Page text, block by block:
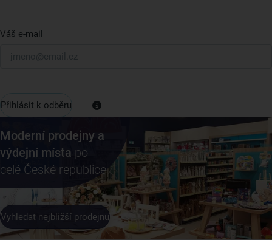
Váš e-mail
Přihlásit k odběru
Moderní prodejny a
výdejní místa po
celé České republice
Vyhledat nejbližší prodejnu